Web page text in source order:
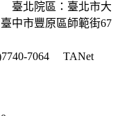
臺北院區：臺北市大
中市豐原區師範街67
7064
TANet